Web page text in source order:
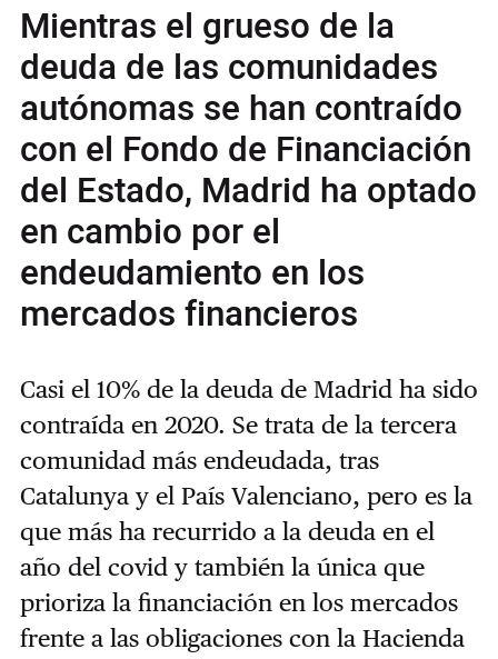
Mientras el grueso de la
deuda de las comunidades
autónomas se han contraído
con el Fondo de Financiación
del Estado, Madrid ha optado
en cambio por el
endeudamiento en los
mercados financieros
Casi el 10% de la deuda de Madrid ha sido
contraída en 2020. Se trata de la tercera
comunidad más endeudada, tras
Catalunya y el País Valenciano, pero es la
que más ha recurrido a la deuda en el
año del covid y también la única que
prioriza la financiación en los mercados
frente a las obligaciones con la Hacienda